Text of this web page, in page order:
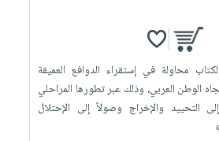
محاولة في إستقراء الدوافع العميقة
الوطن العربي، وذلك عبر تطورها المراحلي
التحييد والإخراج وصولاً إلى الإحتلال